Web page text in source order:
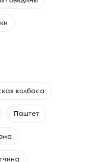
колбаса
Паштет